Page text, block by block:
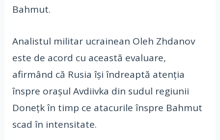
Bahmut.
Analistul militar ucrainean Oleh Zhdanov
este de acord cu această evaluare,
afirmând că Rusia își îndreaptă atenția
înspre orașul Avdiivka din sudul regiunii
Donețk în timp ce atacurile înspre Bahmut
scad în intensitate.